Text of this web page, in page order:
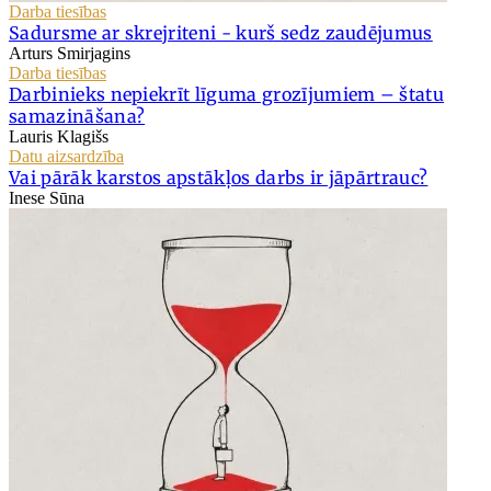
Darba tiesības
Sadursme ar skrejriteni - kurš sedz zaudējumus
Arturs Smirjagins
Darba tiesības
Darbinieks nepiekrīt līguma grozījumiem – štatu
samazināšana?
Lauris Klagišs
Datu aizsardzība
Vai pārāk karstos apstākļos darbs ir jāpārtrauc?
Inese Sūna